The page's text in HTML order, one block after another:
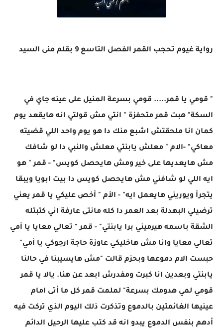
رواية غيوم تحجب القمر الفصل التاسع 9 بقلم منى السيد
" قومي يا قمر..... قومي بسرعة المنيل على عينه جاي في
السكة" هبت قمر متحفزة " انتي مش قولتي انه هايقعد يوم
كمان انا ملحقتش اشبع منك دا هو يوم واحد اللي قضيته
معاكي" -الام " معلش يابنتي معلش والنبي دا لو شافك
مش هايعديها على خير ومش هايحصل كويس" - قمر " هو
ايه اللي لو شافني مش هايحصل كويس دا بيت ابويا ويبقا
يتجرأ ويوريني هايعمل ايه" - الأم " أخص عليكي يا قمر يعني
ترضيلي البهدلة بعد العمر دا كله مانتى عارفة اني كتبتله
الشقة باسمه هيرميني برا يابنتي" - قمر " تعالي معايا يا أمي
تعالي معايا وانا مش هاخليكي عاوزة حاجة ارجوكي يا أمي"
حبست الام دموعها وبحزم قالت "مش هايسيبنا في حالنا
يابنتي وبعدين انا كبرت ومفدرش ابعد عن هنا. يالا يا قمر
قومي لمي هدومك بسرعة" لملمت قمر كل ما أتى امام
عينيها الغائمتين بالدموع وتذكرت ذلك اليوم الذي تركت فيه
أدهم بنفس الدموع يبدو انه قد كتب عليها الرحيل الدائم